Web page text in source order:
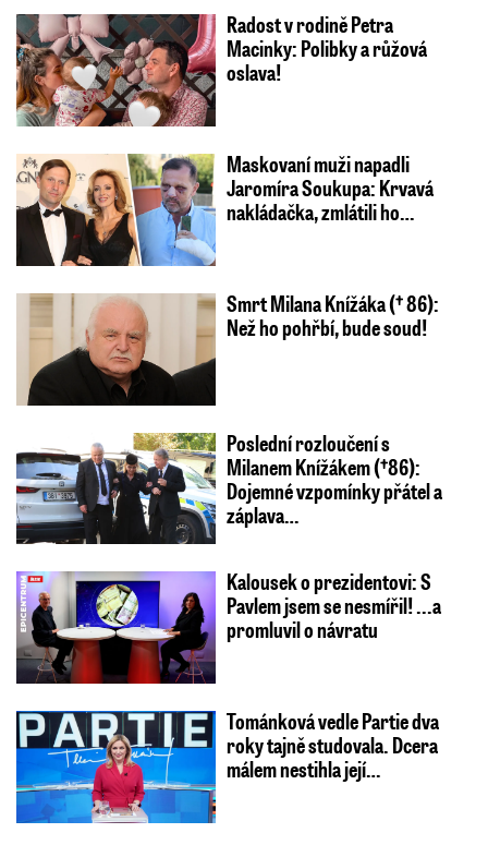
Radost v rodině Petra
Macinky: Polibky a růžová
oslava!
Maskovaní muži napadli
Jaromíra Soukupa: Krvavá
nakládačka, zmlátili ho…
Smrt Milana Knížáka († 86):
Než ho pohřbí, bude soud!
Poslední rozloučení s
Milanem Knížákem (†86):
Dojemné vzpomínky přátel a
záplava…
Kalousek o prezidentovi: S
Pavlem jsem se nesmířil! ...a
promluvil o návratu
Tománková vedle Partie dva
roky tajně studovala. Dcera
málem nestihla její…